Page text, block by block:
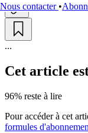
Nous contacter •
...
Cet article
96% reste à lire
Pour accéder à cet
formules